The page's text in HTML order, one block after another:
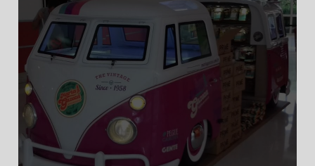
Fábrica de quiosque de fibra
Saiba Mais